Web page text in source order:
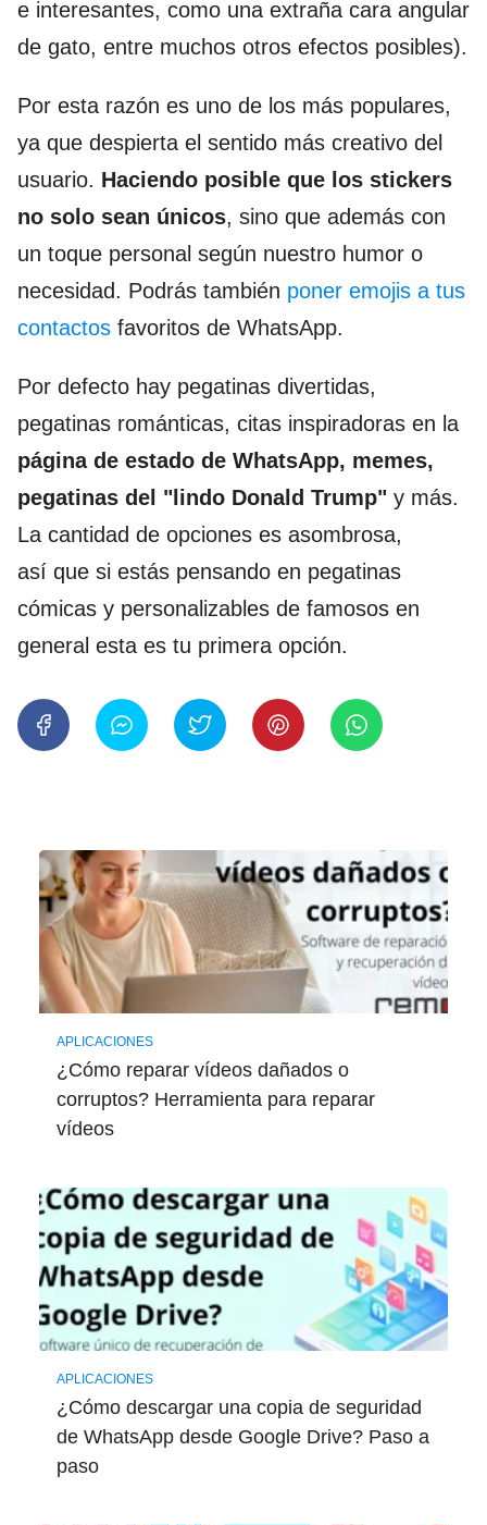
e interesantes, como una extraña cara angular
de gato, entre muchos otros efectos posibles).
Por esta razón es uno de los más populares,
ya que despierta el sentido más creativo del
usuario. Haciendo posible que los stickers
no solo sean únicos, sino que además con
un toque personal según nuestro humor o
necesidad. Podrás también poner emojis a tus
contactos favoritos de WhatsApp.
Por defecto hay pegatinas divertidas,
pegatinas románticas, citas inspiradoras en la
página de estado de WhatsApp, memes,
pegatinas del "lindo Donald Trump" y más.
La cantidad de opciones es asombrosa,
así que si estás pensando en pegatinas
cómicas y personalizables de famosos en
general esta es tu primera opción.
APLICACIONES
¿Cómo reparar vídeos dañados o
corruptos? Herramienta para reparar
vídeos
APLICACIONES
¿Cómo descargar una copia de seguridad
de WhatsApp desde Google Drive? Paso a
paso